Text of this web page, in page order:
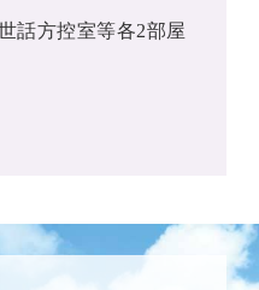
話方控室等各2部屋